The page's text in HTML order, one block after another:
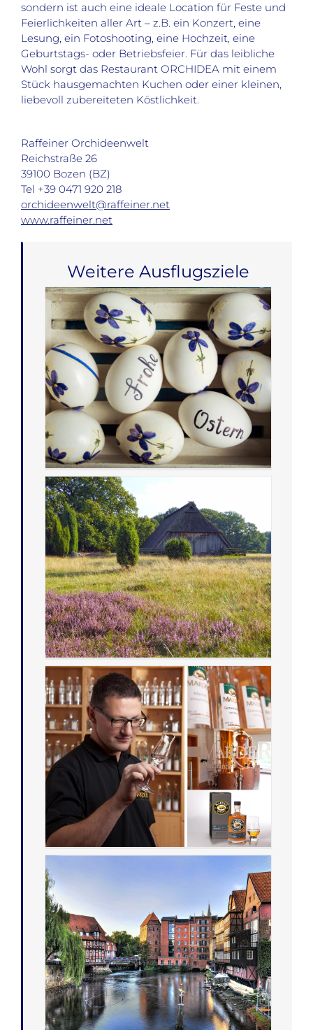
sondern ist auch eine ideale Location für Feste und
Feierlichkeiten aller Art – z.B. ein Konzert, eine
Lesung, ein Fotoshooting, eine Hochzeit, eine
Geburtstags- oder Betriebsfeier. Für das leibliche
Wohl sorgt das Restaurant ORCHIDEA mit einem
Stück hausgemachten Kuchen oder einer kleinen,
liebevoll zubereiteten Köstlichkeit.
Raffeiner Orchideenwelt
Reichstraße 26
39100 Bozen (BZ)
Tel +39 0471 920 218
orchideenwelt@raffeiner.net
www.raffeiner.net
Weitere Ausflugsziele